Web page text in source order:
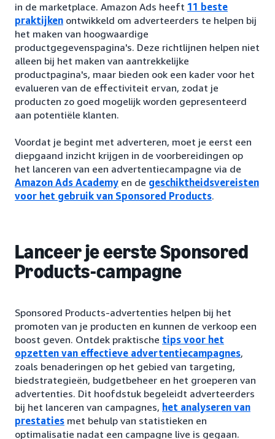
in de marketplace. Amazon Ads heeft 11 beste
praktijken ontwikkeld om adverteerders te helpen bij
het maken van hoogwaardige
productgegevenspagina's. Deze richtlijnen helpen niet
alleen bij het maken van aantrekkelijke
productpagina's, maar bieden ook een kader voor het
evalueren van de effectiviteit ervan, zodat je
producten zo goed mogelijk worden gepresenteerd
aan potentiële klanten.
Voordat je begint met adverteren, moet je eerst een
diepgaand inzicht krijgen in de voorbereidingen op
het lanceren van een advertentiecampagne via de
Amazon Ads Academy en de geschiktheidsvereisten
voor het gebruik van Sponsored Products.
Lanceer je eerste Sponsored
Products-campagne
Sponsored Products-advertenties helpen bij het
promoten van je producten en kunnen de verkoop een
boost geven. Ontdek praktische tips voor het
opzetten van effectieve advertentiecampagnes,
zoals benaderingen op het gebied van targeting,
biedstrategieën, budgetbeheer en het groeperen van
advertenties. Dit hoofdstuk begeleidt adverteerders
bij het lanceren van campagnes, het analyseren van
prestaties met behulp van statistieken en
optimalisatie nadat een campagne live is gegaan.